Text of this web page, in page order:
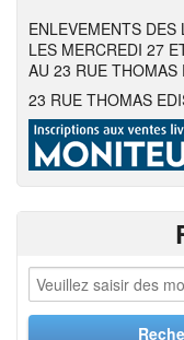
ENLEVEMENTS DES
LES MERCREDI 27
AU 23 RUE
23 RUE THOMAS